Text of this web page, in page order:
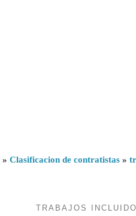
» Clasificacion de contratistas »
TRABAJOS